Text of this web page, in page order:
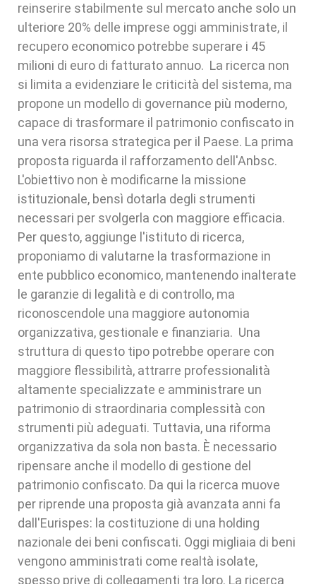
reinserire stabilmente sul mercato anche solo un
ulteriore 20% delle imprese oggi amministrate, il
recupero economico potrebbe superare i 45
milioni di euro di fatturato annuo. La ricerca non
si limita a evidenziare le criticità del sistema, ma
propone un modello di governance più moderno,
capace di trasformare il patrimonio confiscato in
una vera risorsa strategica per il Paese. La prima
proposta riguarda il rafforzamento dell'Anbsc.
L'obiettivo non è modificarne la missione
istituzionale, bensì dotarla degli strumenti
necessari per svolgerla con maggiore efficacia.
Per questo, aggiunge l'istituto di ricerca,
proponiamo di valutarne la trasformazione in
ente pubblico economico, mantenendo inalterate
le garanzie di legalità e di controllo, ma
riconoscendole una maggiore autonomia
organizzativa, gestionale e finanziaria. Una
struttura di questo tipo potrebbe operare con
maggiore flessibilità, attrarre professionalità
altamente specializzate e amministrare un
patrimonio di straordinaria complessità con
strumenti più adeguati. Tuttavia, una riforma
organizzativa da sola non basta. È necessario
ripensare anche il modello di gestione del
patrimonio confiscato. Da qui la ricerca muove
per riprende una proposta già avanzata anni fa
dall'Eurispes: la costituzione di una holding
nazionale dei beni confiscati. Oggi migliaia di beni
vengono amministrati come realtà isolate,
spesso prive di collegamenti tra loro. La ricerca